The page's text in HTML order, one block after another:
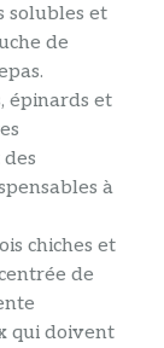
solubles et
de
épinards et
à
chiches et
de
qui doivent